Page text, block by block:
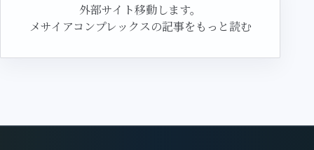
外部サイト移動します。
メサイアコンプレックスの記事をもっと読む